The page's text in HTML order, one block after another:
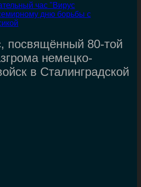
час "Вирус
дню борьбы с
посвящённый 80-той
немецко-
в Сталинградской